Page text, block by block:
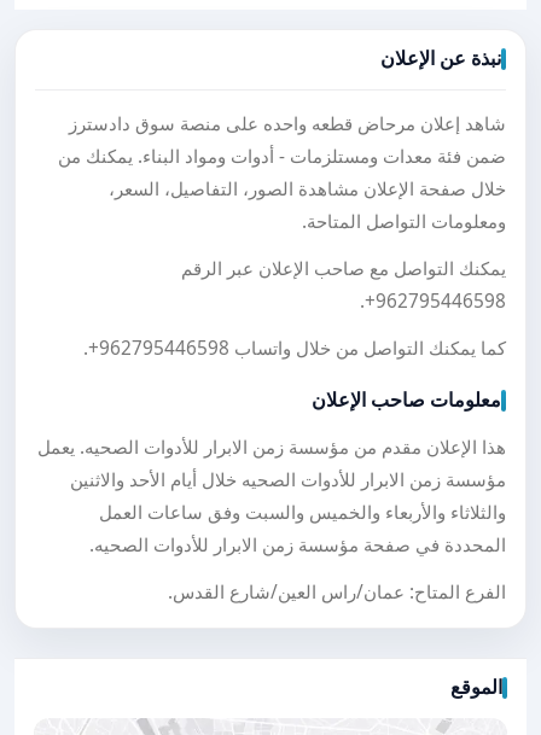
نبذة عن الإعلان
شاهد إعلان مرحاض قطعه واحده على منصة سوق دادسترز
ضمن فئة معدات ومستلزمات - أدوات ومواد البناء. يمكنك من
خلال صفحة الإعلان مشاهدة الصور، التفاصيل، السعر،
ومعلومات التواصل المتاحة.
يمكنك التواصل مع صاحب الإعلان عبر الرقم
+962795446598
.
كما يمكنك التواصل من خلال واتساب +962795446598
.
معلومات صاحب الإعلان
هذا الإعلان مقدم من مؤسسة زمن الابرار للأدوات الصحيه. يعمل
مؤسسة زمن الابرار للأدوات الصحيه خلال أيام الأحد والاثنين
والثلاثاء والأربعاء والخميس والسبت وفق ساعات العمل
المحددة في صفحة مؤسسة زمن الابرار للأدوات الصحيه.
الفرع المتاح: عمان/راس العين/شارع القدس.
الموقع